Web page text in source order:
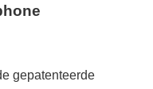
gepatenteerde